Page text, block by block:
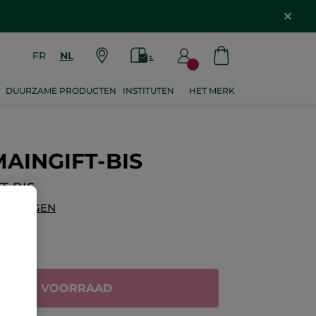
FR NL
DUURZAME PRODUCTEN INSTITUTEN HET MERK
BIS
BIS
OP VOORRAAD